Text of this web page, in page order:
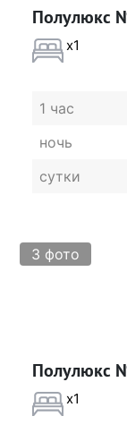
Полулюкс
x1
1 час
ночь
сутки
3 фото
Полулюкс
x1